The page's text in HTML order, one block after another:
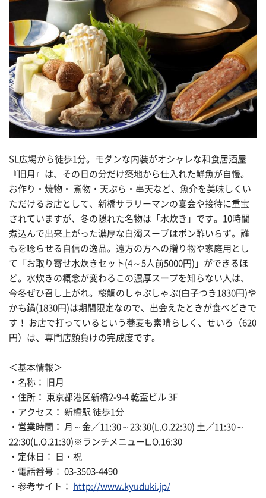
SL広場から徒歩1分。モダンな内装がオシャレな和食居酒屋
『旧月』は、その日の分だけ築地から仕入れた鮮魚が自慢。
お作り・焼物・ 煮物・天ぷら・串天など、魚介を美味しくい
ただけるお店として、新橋サラリーマンの宴会や接待に重宝
されていますが、冬の隠れた名物は「水炊き」です。10時間
煮込んで出来上がった濃厚な白濁スープはポン酢いらず。誰
もを唸らせる自信の逸品。遠方の方への贈り物や家庭用とし
て「お取り寄せ水炊きセット(4～5人前5000円)」ができるほ
ど。水炊きの概念が変わるこの濃厚スープを知らない人は、
今冬ぜひ召し上がれ。桜鯛のしゃぶしゃぶ(白子つき1830円)や
かも鍋(1830円)は期間限定なので、出会えたときが食べどきで
す！ お店で打っているという蕎麦も素晴らしく、せいろ（620
円）は、専門店顔負けの完成度です。
＜基本情報＞
・名称： 旧月
・住所： 東京都港区新橋2-9-4 乾盃ビル 3F
・アクセス： 新橋駅 徒歩1分
・営業時間： 月～金／11:30～23:30(L.O.22:30) 土／11:30～
22:30(L.O.21:30)※ランチメニューL.O.16:30
・定休日： 日・祝
・電話番号： 03-3503-4490
・参考サイト：
http://www.kyuduki.jp/